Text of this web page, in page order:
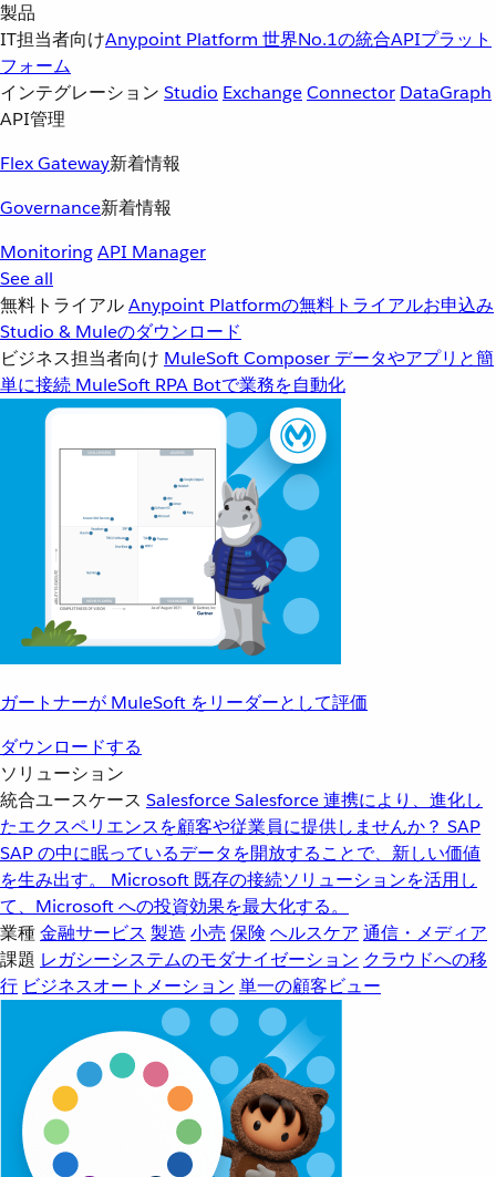
製品
IT担当者向けAnypoint Platform 世界No.1の統合APIプラット
フォーム
インテグレーション Studio ExchangeConnector DataGraph
API管理
Flex Gateway新着情報
Governance新着情報
MonitoringAPI Manager
See all
無料トライアルAnypoint Platformの無料トライアルお申込み
Studio & Muleのダウンロード
ビジネス担当者向け MuleSoft Composer データやアプリと簡
単に接続 MuleSoft RPA Botで業務を自動化
ガートナーが MuleSoft をリーダーとして評価
ダウンロードする
ソリューション
統合ユースケース SalesforceSalesforce 連携により、進化し
たエクスペリエンスを顧客や従業員に提供しませんか？ SAP
SAP の中に眠っているデータを開放することで、新しい価値
を生み出す。
Microsoft 既存の接続ソリューションを活用し
て、Microsoft への投資効果を最大化する。
業種金融サービス 製造 小売 保険 ヘルスケア 通信・メディア
課題 レガシーシステムのモダナイゼーション クラウドへの移
行 ビジネスオートメーション 単一の顧客ビュー